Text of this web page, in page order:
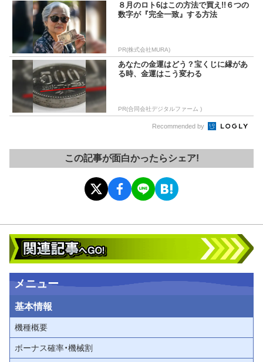
８月のロト6はこの方法で買え!!６つの
数字が『完全一致』する方法
PR(株式会社MURA)
あなたの金運はどう？宝くじに縁があ
る時、金運はこう変わる
PR(合同会社デジタルファーム )
Recommended by
この記事が面白かったらシェア!
メニュー
基本情報
機種概要
ボーナス確率・機械割